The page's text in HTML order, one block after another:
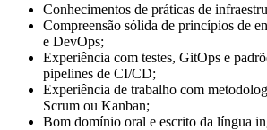
Conhecimentos de práticas de
Compreensão sólida de princípios de
e DevOps;
Experiência com testes, GitOps e
pipelines de CI/CD;
Experiência de trabalho com
Scrum ou Kanban;
Bom domínio oral e escrito da língua